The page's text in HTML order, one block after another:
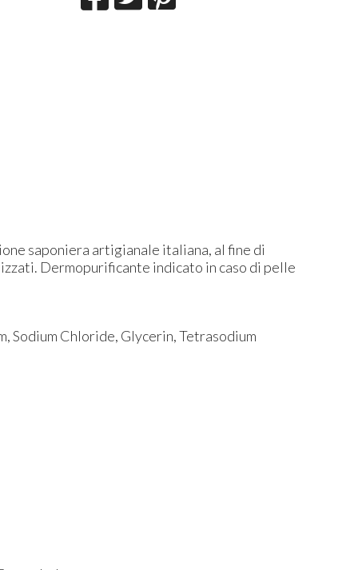
saponiera artigianale italiana, al fine di
Dermopurificante indicato in caso di pelle
Sodium Chloride, Glycerin, Tetrasodium